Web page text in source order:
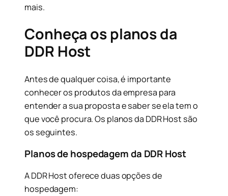
mais.
Conheça os planos da
DDR Host
Antes de qualquer coisa, é importante
conhecer os produtos da empresa para
entender a sua proposta e saber se ela tem o
que você procura. Os planos da DDR Host são
os seguintes.
Planos de hospedagem da DDR Host
A DDR Host oferece duas opções de
hospedagem: